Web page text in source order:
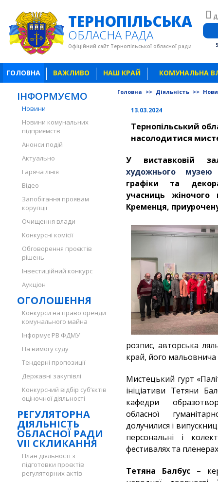
ТЕРНОПІЛЬСЬКА
ОБЛАСНА РАДА
Офіційний сайт Тернопільської обласної ради
ГОЛОВНА ВАЖЛИВО НАШ КРАЙ КОМУНАЛЬНА
ІНФОРМУЄМО
Новини
Новини комунальних
підприємств
Анонси подій
Актуально
Гаряча лінія
Відео
Запобігання проявам
корупції
Очищення влади
Конкурсні комісії
Обговорення проєктів
рішень
Інвестиційний конкурс
Аукціон
ОГОЛОШЕННЯ
Конкурси на право оренди
комунального майна
Інформує РВ ФДМУ
На вимогу суду
Тендерні пропозиції
Державні закупівлі
Конкурсний відбір суб’єктів
оціночної діяльності
РЕГУЛЯТОРНА
ДІЯЛЬНІСТЬ
ОБЛАСНОЇ РАДИ
VII СКЛИКАННЯ
План діяльності з
підготовки проєктів
регуляторних актів
Головна >> Діяльність >>
13.03.2024
Тернопільський
насолодитися
У виставковій
художнього музею
графіки та
учасниць жіночого
Кременця,
розпис, авторська
край, його
Мистецький гурт
ініціативи Тетяни
кафедри
обласної
долучилися і
персональні і
фестивалях та
Тетяна Балбус –